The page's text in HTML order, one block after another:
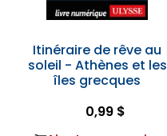
Itinéraire de rêve au
soleil - Athènes et les
îles grecques
0,99 $